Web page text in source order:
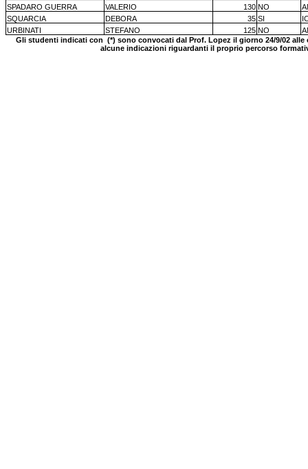
SPADARO GUERRA
VALERIO 130 NO
SQUARCIA
DEBORA 35 SI
URBINATI
STEFANO 125 NO
Gli studenti indicati con (*) sono convocati dal Prof. Lopez il giorno 24/9/02 alle
alcune indicazioni riguardanti il proprio percorso